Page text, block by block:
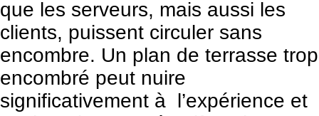
que les serveurs, mais aussi les
clients, puissent circuler sans
encombre. Un plan de terrasse trop
encombré peut nuire
significativement à l’expérience et